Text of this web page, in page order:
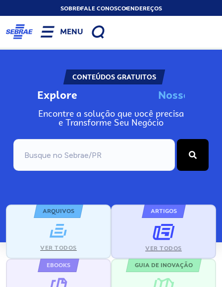
SOBREFALE CONOSCOENDEREÇOS
MENU
CONTEÚDOS GRATUITOS
Explore Nosso
Encontre a solução que você precisa
e Transforme Seu Negócio
ARQUIVOS
VER TODOS
ARTIGOS
VER TODOS
EBOOKS GUIA DE INOVAÇÃO